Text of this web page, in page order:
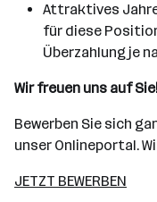
Attraktives
für diese
Überzahlung je
Wir freuen uns auf Sie!
Bewerben Sie sich
unser Onlineportal.
JETZT BEWERBEN